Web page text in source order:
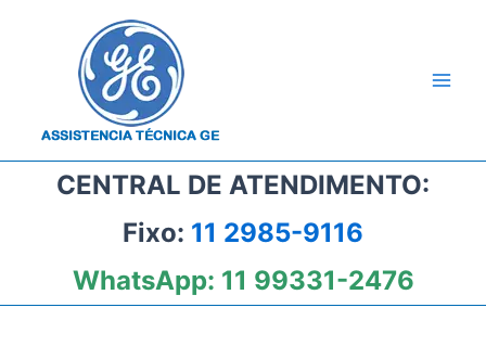
CENTRAL DE ATENDIMENTO:
Fixo: 11 2985-9116
WhatsApp: 11 99331-2476